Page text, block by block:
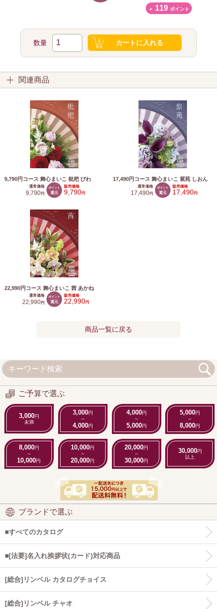
＋ 119 ポイント
数量 カートに入れる
関連商品
9,790円コース 舞心まいこ 枇杷 びわ
通常価格
9,790円
販売価格
9,790円
ポイント
還元
17,490円コース 舞心まいこ 紫苑 しおん
通常価格
17,490円
販売価格
17,490円
ポイント
還元
22,990円コース 舞心まいこ 茜 あかね
通常価格
22,990円
販売価格
22,990円
ポイント
還元
商品一覧に戻る
ご予算で選ぶ
3,000円
未満
3,000円
～
4,000円
4,000円
～
5,000円
5,000円
～
8,000円
8,000円
～
10,000円
10,000円
～
20,000円
20,000円
～
30,000円
30,000円
以上
ブランドで選ぶ
■すべてのカタログ
■[法要]名入れ挨拶状(カード)対応商品
[総合]リンベル カタログチョイス
[総合]リンベル チャオ